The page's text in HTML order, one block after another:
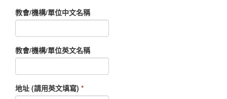
教會/機構/單位中文名稱
教會/機構/單位英文名稱
地址 (請用英文填寫) *